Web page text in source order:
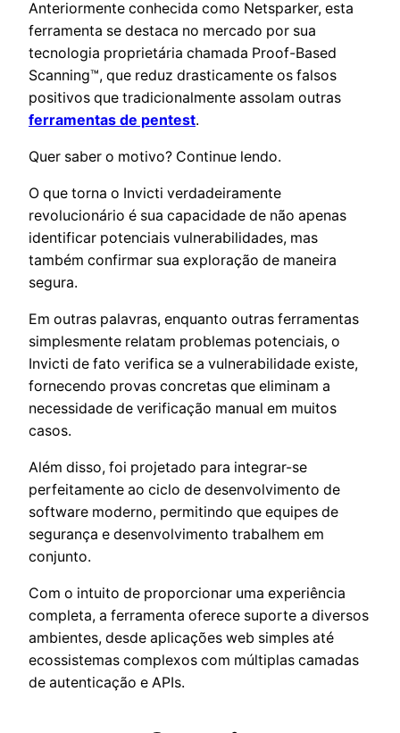
Anteriormente conhecida como Netsparker, esta
ferramenta se destaca no mercado por sua
tecnologia proprietária chamada Proof-Based
Scanning™, que reduz drasticamente os falsos
positivos que tradicionalmente assolam outras
ferramentas de pentest.
Quer saber o motivo? Continue lendo.
O que torna o Invicti verdadeiramente
revolucionário é sua capacidade de não apenas
identificar potenciais vulnerabilidades, mas
também confirmar sua exploração de maneira
segura.
Em outras palavras, enquanto outras ferramentas
simplesmente relatam problemas potenciais, o
Invicti de fato verifica se a vulnerabilidade existe,
fornecendo provas concretas que eliminam a
necessidade de verificação manual em muitos
casos.
Além disso, foi projetado para integrar-se
perfeitamente ao ciclo de desenvolvimento de
software moderno, permitindo que equipes de
segurança e desenvolvimento trabalhem em
conjunto.
Com o intuito de proporcionar uma experiência
completa, a ferramenta oferece suporte a diversos
ambientes, desde aplicações web simples até
ecossistemas complexos com múltiplas camadas
de autenticação e APIs.